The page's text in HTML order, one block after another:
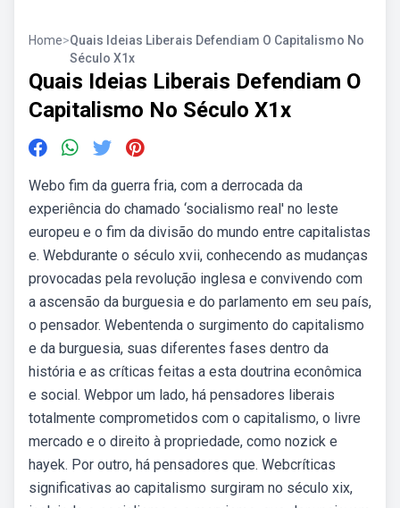
Home>Quais Ideias Liberais Defendiam O Capitalismo No
Século X1x
Quais Ideias Liberais Defendiam O
Capitalismo No Século X1x
Webo fim da guerra fria, com a derrocada da
experiência do chamado ‘socialismo real' no leste
europeu e o fim da divisão do mundo entre capitalistas
e. Webdurante o século xvii, conhecendo as mudanças
provocadas pela revolução inglesa e convivendo com
a ascensão da burguesia e do parlamento em seu país,
o pensador. Webentenda o surgimento do capitalismo
e da burguesia, suas diferentes fases dentro da
história e as críticas feitas a esta doutrina econômica
e social. Webpor um lado, há pensadores liberais
totalmente comprometidos com o capitalismo, o livre
mercado e o direito à propriedade, como nozick e
hayek. Por outro, há pensadores que. Webcríticas
significativas ao capitalismo surgiram no século xix,